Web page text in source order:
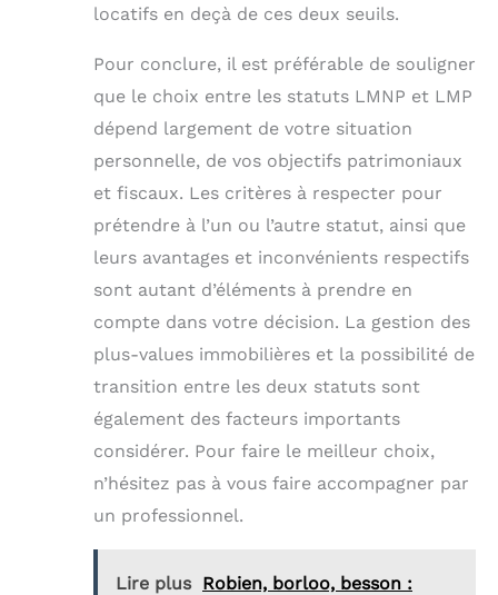
locatifs en deçà de ces deux seuils.
Pour conclure, il est préférable de souligner
que le choix entre les statuts LMNP et LMP
dépend largement de votre situation
personnelle, de vos objectifs patrimoniaux
et fiscaux. Les critères à respecter pour
prétendre à l’un ou l’autre statut, ainsi que
leurs avantages et inconvénients respectifs
sont autant d’éléments à prendre en
compte dans votre décision. La gestion des
plus-values immobilières et la possibilité de
transition entre les deux statuts sont
également des facteurs importants
considérer. Pour faire le meilleur choix,
n’hésitez pas à vous faire accompagner par
un professionnel.
Lire plus Robien, borloo, besson :